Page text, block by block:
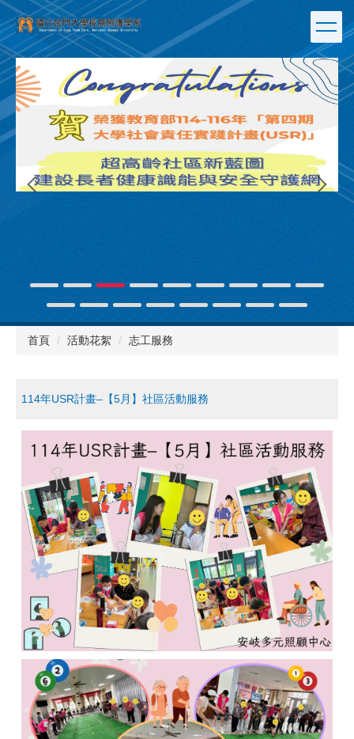
跳
到
主
要
內
容
區
首頁 活動花絮 志工服務
114年USR計畫–【5月】社區活動服務